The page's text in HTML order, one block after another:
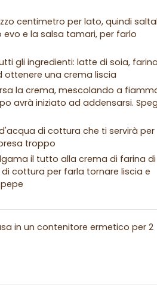
centimetro per lato, quindi
e la salsa tamari, per farlo
gli ingredienti: latte di soia,
ottenere una crema liscia
la crema, mescolando a
avrà iniziato ad addensarsi.
di cottura che ti servirà per
troppo
il tutto alla crema di farina di
cottura per farla tornare liscia e
in un contenitore ermetico per 2